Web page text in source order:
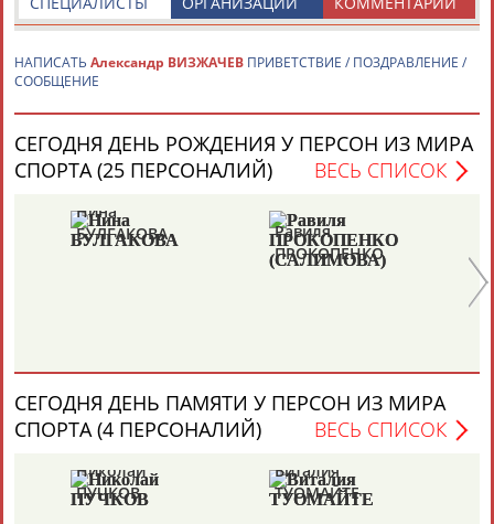
АБДРАХМАНОВАБДРАХМАНОВААБДУВАЛИЕВ
Камиль
Загалав
АБДУЛДАУДОВАБДУЛЖАЛИЛОВ
Назир
АБДУЛЛАЕВ
ЕЩЁ ПЕРСОНЫ
НАПИСАТЬ Александр ВИЗЖАЧЕВ ПРИВЕТСТВИЕ / ПОЗДРАВЛЕНИЕ /
СООБЩЕНИЕ
СЕГОДНЯ ДЕНЬ РОЖДЕНИЯ У ПЕРСОН ИЗ МИРА
СПОРТА (25 ПЕРСОНАЛИЙ)
ВЕСЬ СПИСОК
Нина
БУЛГАКОВА
Равиля
ПРОКОПЕНКО
(САЛИМОВА)
СЕГОДНЯ ДЕНЬ ПАМЯТИ У ПЕРСОН ИЗ МИРА
СПОРТА (4 ПЕРСОНАЛИЙ)
ВЕСЬ СПИСОК
Николай
ПУЧКОВ
Виталия
ТУОМАЙТЕ